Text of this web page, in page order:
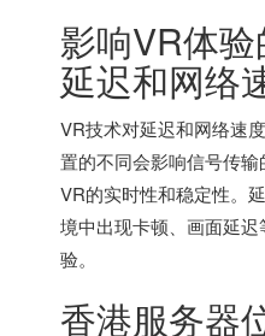
影响VR体验
延迟和网络
VR技术对延迟和网络速
置的不同会影响信号传
VR的实时性和稳定性。
境中出现卡顿、画面延
验。
香港服务器